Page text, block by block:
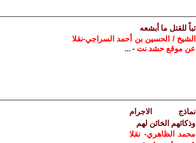
تباً للقتل ما أبشعه
الشيخ / الحسين بن أحمد السراجي-نقلا
عن موقع حشد نت - ...
نماذج الاجرام
وذكائهم الخائن لهم
محمد الظاهري- نقلا